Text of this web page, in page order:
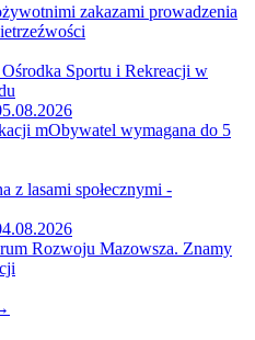
zakazami prowadzenia
Sportu i Rekreacji w
mObywatel wymagana do 5
z lasami społecznymi -
Rozwoju Mazowsza. Znamy